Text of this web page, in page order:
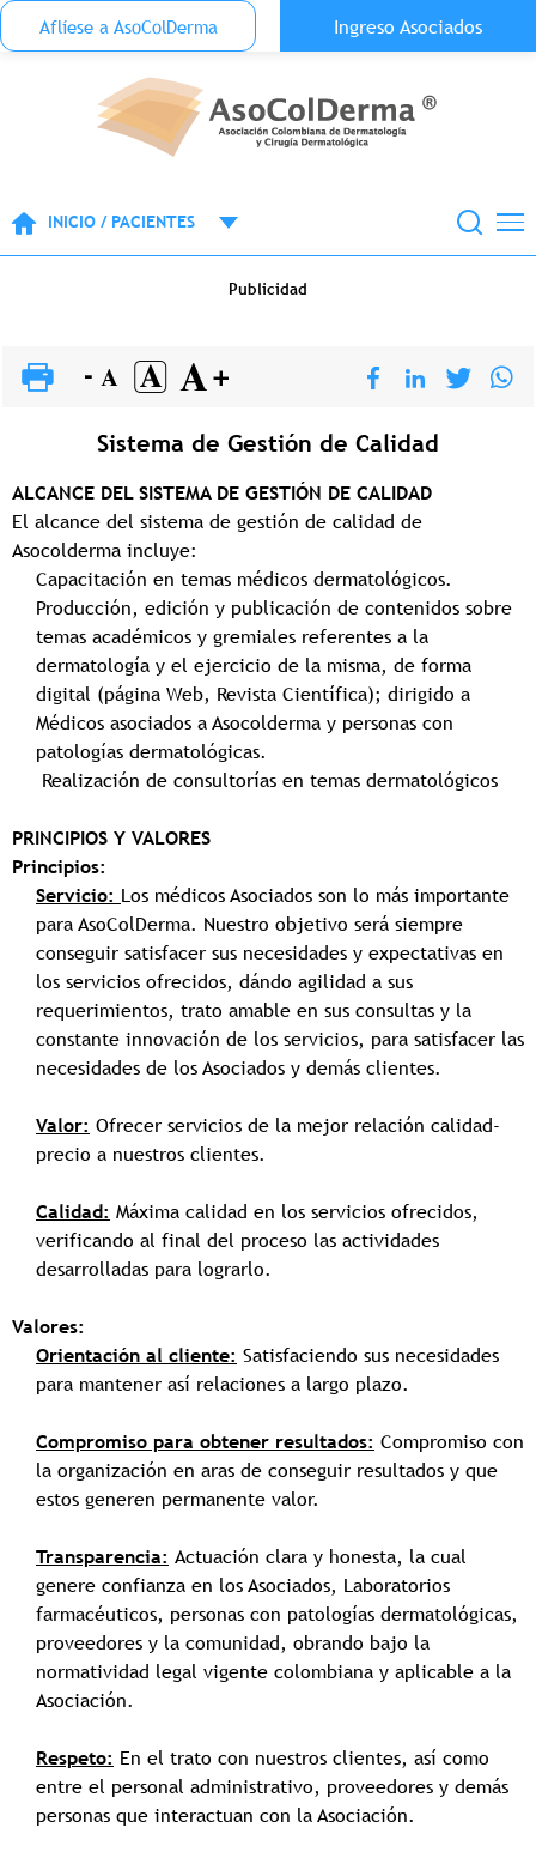
Pasar al contenido principal
Menu Top Anónimo
Aflíese a AsoColDerma Ingreso Asociados
INICIO / PACIENTES
Publicidad
Sistema de Gestión de Calidad
ALCANCE DEL SISTEMA DE GESTIÓN DE CALIDAD
El alcance del sistema de gestión de calidad de
Asocolderma incluye:
Capacitación en temas médicos dermatológicos.
Producción, edición y publicación de contenidos sobre
temas académicos y gremiales referentes a la
dermatología y el ejercicio de la misma, de forma
digital (página Web, Revista Científica); dirigido a
Médicos asociados a Asocolderma y personas con
patologías dermatológicas.
Realización de consultorías en temas dermatológicos
PRINCIPIOS Y VALORES
Principios:
Servicio: Los médicos Asociados son lo más importante
para AsoColDerma. Nuestro objetivo será siempre
conseguir satisfacer sus necesidades y expectativas en
los servicios ofrecidos, dándo agilidad a sus
requerimientos, trato amable en sus consultas y la
constante innovación de los servicios, para satisfacer las
necesidades de los Asociados y demás clientes.
Valor: Ofrecer servicios de la mejor relación calidad-
precio a nuestros clientes.
Calidad: Máxima calidad en los servicios ofrecidos,
verificando al final del proceso las actividades
desarrolladas para lograrlo.
Valores:
Orientación al cliente: Satisfaciendo sus necesidades
para mantener así relaciones a largo plazo.
Compromiso para obtener resultados: Compromiso con
la organización en aras de conseguir resultados y que
estos generen permanente valor.
Transparencia: Actuación clara y honesta, la cual
genere confianza en los Asociados, Laboratorios
farmacéuticos, personas con patologías dermatológicas,
proveedores y la comunidad, obrando bajo la
normatividad legal vigente colombiana y aplicable a la
Asociación.
Respeto: En el trato con nuestros clientes, así como
entre el personal administrativo, proveedores y demás
personas que interactuan con la Asociación.